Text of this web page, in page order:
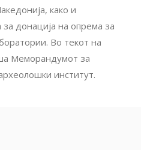
како и
донација на опрема за
Во текот на
Меморандумот за
институт.